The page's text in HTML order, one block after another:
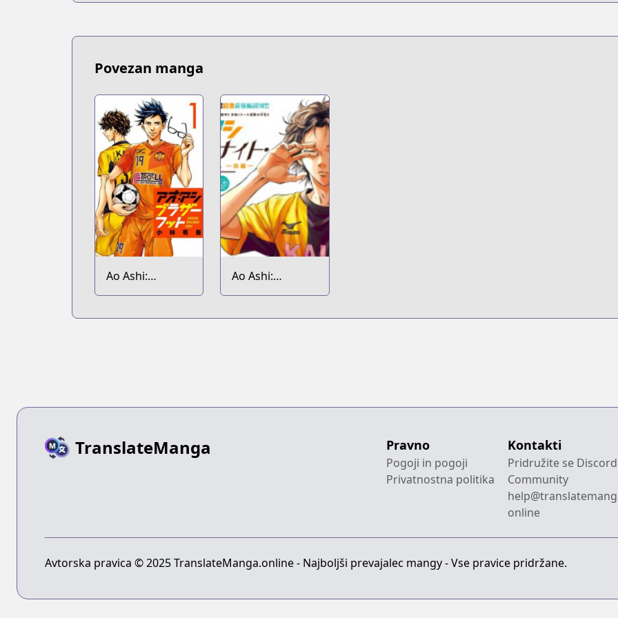
Povezan manga
Ao Ashi:
Brotherfoot
Ao Ashi:
Midnight
TranslateManga Pravno
Pogoji in pogoji
Privatnostna politika
Kontakti
Pridružite se Discord
Community
online
Avtorska pravica © 2025 TranslateManga.online - Najboljši prevajalec mangy - Vse pravice pridržane.